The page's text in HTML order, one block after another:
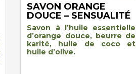
SAVON ORANGE
DOUCE – SENSUALITÉ
Savon à l’huile essentielle
d’orange douce, beurre de
karité, huile de coco et
huile d’olive.